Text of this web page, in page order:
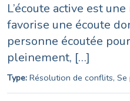
L’écoute active est
favorise une écoute
personne écoutée
pleinement, […]
Type: Résolution de conflits, Se